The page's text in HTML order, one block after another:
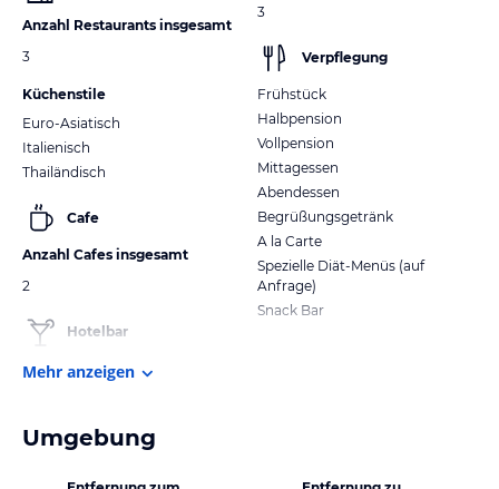
Anzahl Restaurants insgesamt
3
Küchenstile
Euro-Asiatisch
Italienisch
Thailändisch
Cafe
Anzahl Cafes insgesamt
2
Hotelbar
3
Verpflegung
Frühstück
Halbpension
Vollpension
Mittagessen
Abendessen
Begrüßungsgetränk
A la Carte
Spezielle Diät-Menüs (auf
Anfrage)
Snack Bar
Mehr anzeigen
Umgebung